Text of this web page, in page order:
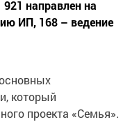
направлен на
ИП, 168 – ведение
который
проекта «Семья».